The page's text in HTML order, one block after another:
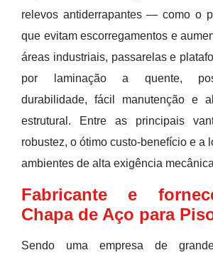
relevos antiderrapantes — como o
que evitam escorregamentos e
áreas industriais, passarelas e
por laminação a quente,
durabilidade, fácil manutenção e
estrutural. Entre as principais
robustez, o ótimo custo-benefício e a
ambientes de alta exigência
Fabricante e
Chapa de Aço para
Sendo uma empresa de